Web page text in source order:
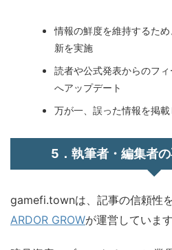
情報の鮮度を維持するた
新を実施
読者や公式発表からのフ
へアップデート
万が一、誤った情報を掲
5．執筆者・編集者
gamefi.townは、記事の信頼性を
ARDOR GROWが運営しています